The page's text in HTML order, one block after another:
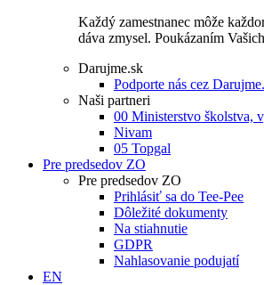
Každý zamestnanec môže
dáva zmysel. Poukázaním
Darujme.sk
Podporte nás cez
Naši partneri
00 Ministerstvo školstva,
Nivam
05 Topgal
Pre predsedov ZO
Pre predsedov ZO
Prihlásiť sa do Tee-Pee
Dôležité dokumenty
Na stiahnutie
GDPR
Nahlasovanie podujatí
EN